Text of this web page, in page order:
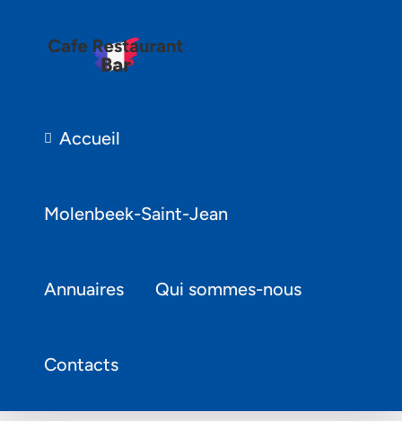
Accueil
Molenbeek-Saint-Jean
Annuaires Qui sommes-nous
Contacts